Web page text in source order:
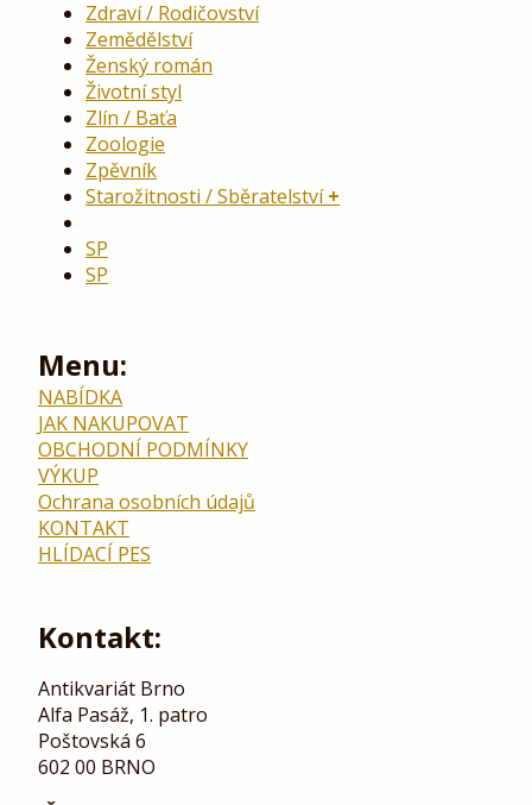
Zdraví / Rodičovství
Zemědělství
Ženský román
Životní styl
Zlín / Baťa
Zoologie
Zpěvník
Starožitnosti / Sběratelství
SP
SP
Menu:
NABÍDKA
JAK NAKUPOVAT
OBCHODNÍ PODMÍNKY
VÝKUP
Ochrana osobních údajů
KONTAKT
HLÍDACÍ PES
Kontakt:
Antikvariát Brno
Alfa Pasáž, 1. patro
Poštovská 6
602 00 BRNO